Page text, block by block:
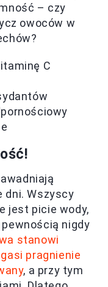
– czy
owoców w
C
dni. Wszyscy
jest picie wody,
pewnością nigdy
stanowi
pragnienie
, a przy tym